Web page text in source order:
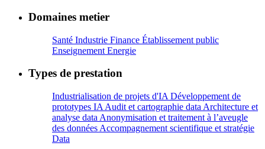
Domaines metier
Santé Industrie Finance Établissement public
Enseignement Energie
Types de prestation
Industrialisation de projets d'IA Développement de
prototypes IA Audit et cartographie data Architecture et
analyse data Anonymisation et traitement à l’aveugle
des données Accompagnement scientifique et stratégie
Data